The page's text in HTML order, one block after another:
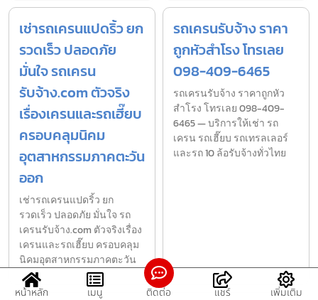
เช่ารถเครนแปดริ้ว ยก
รวดเร็ว ปลอดภัย
มั่นใจ รถเครน
รับจ้าง.com ตัวจริง
เรื่องเครนและรถเฮี๊ยบ
ครอบคลุมนิคม
อุตสาหกรรมภาคตะวัน
ออก
เช่ารถเครนแปดริ้ว ยก
รวดเร็ว ปลอดภัย มั่นใจ รถ
เครนรับจ้าง.com ตัวจริงเรื่อง
เครนและรถเฮี๊ยบ ครอบคลุม
นิคมอุตสาหกรรมภาคตะวัน
รถเครนรับจ้าง ราคา
ถูกหัวสำโรง โทรเลย
098-409-6465
รถเครนรับจ้าง ราคาถูกหัว
สำโรง โทรเลย 098-409-
6465 — บริการให้เช่า รถ
เครน รถเฮี๊ยบ รถเทรลเลอร์
และรถ 10 ล้อรับจ้างทั่วไทย
หน้าหลัก เมนู ติดต่อ แชร์ เพิ่มเติม